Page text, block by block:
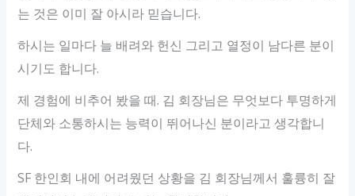
는 것은 이미 잘 아시라 믿습니다.
하시는 일마다 늘 배려와 헌신 그리고 열정이 남다른 분이
시기도 합니다.
제 경험에 비추어 봤을 때. 김 회장님은 무엇보다 투명하게
단체와 소통하시는 능력이 뛰어나신 분이라고 생각합니
다.
SF 한인회 내에 어려웠던 상황을 김 회장님께서 훌륭히 잘